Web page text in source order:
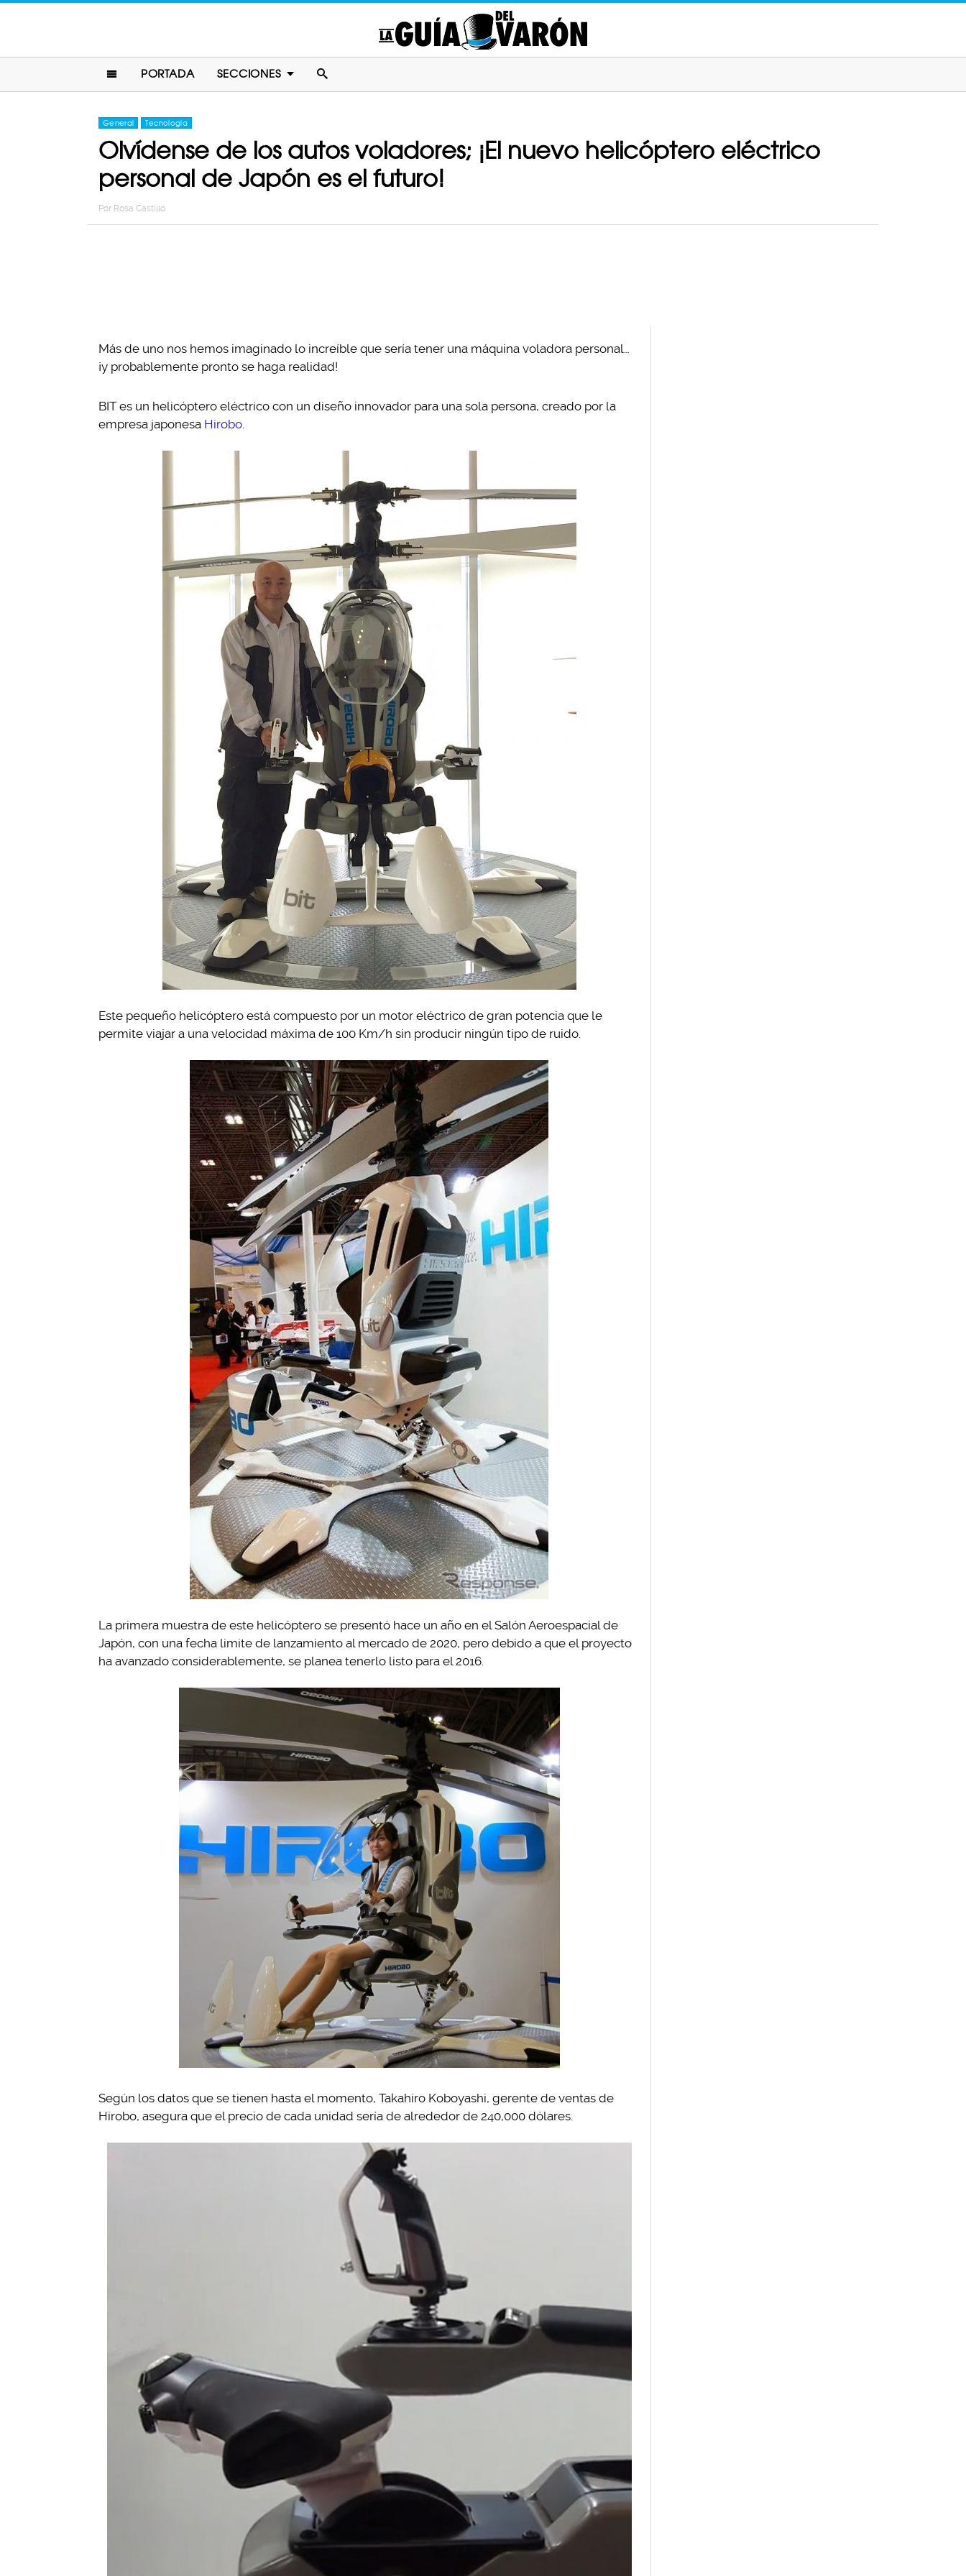
PORTADA SECCIONES
General Tecnología
Olvídense de los autos voladores; ¡El nuevo helicóptero eléctrico
personal de Japón es el futuro!
Por Rosa Castillo
Más de uno nos hemos imaginado lo increíble que sería tener una máquina voladora personal…
¡y probablemente pronto se haga realidad!
BIT es un helicóptero eléctrico con un diseño innovador para una sola persona, creado por la
empresa japonesa Hirobo.
Este pequeño helicóptero está compuesto por un motor eléctrico de gran potencia que le
permite viajar a una velocidad máxima de 100 Km/h sin producir ningún tipo de ruido.
La primera muestra de este helicóptero se presentó hace un año en el Salón Aeroespacial de
Japón, con una fecha limite de lanzamiento al mercado de 2020, pero debido a que el proyecto
ha avanzado considerablemente, se planea tenerlo listo para el 2016.
Según los datos que se tienen hasta el momento, Takahiro Koboyashi, gerente de ventas de
Hirobo, asegura que el precio de cada unidad sería de alrededor de 240,000 dólares.